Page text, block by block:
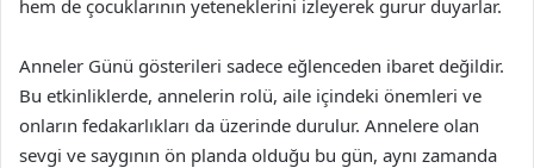
hem de çocuklarının yeteneklerini izleyerek gurur duyarlar.
Anneler Günü gösterileri sadece eğlenceden ibaret değildir.
Bu etkinliklerde, annelerin rolü, aile içindeki önemleri ve
onların fedakarlıkları da üzerinde durulur. Annelere olan
sevgi ve saygının ön planda olduğu bu gün, aynı zamanda